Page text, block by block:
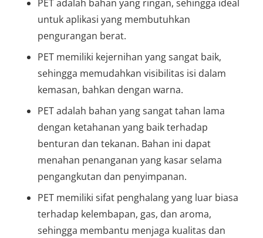
PET adalah bahan yang ringan, sehingga ideal
untuk aplikasi yang membutuhkan
pengurangan berat.
PET memiliki kejernihan yang sangat baik,
sehingga memudahkan visibilitas isi dalam
kemasan, bahkan dengan warna.
PET adalah bahan yang sangat tahan lama
dengan ketahanan yang baik terhadap
benturan dan tekanan. Bahan ini dapat
menahan penanganan yang kasar selama
pengangkutan dan penyimpanan.
PET memiliki sifat penghalang yang luar biasa
terhadap kelembapan, gas, dan aroma,
sehingga membantu menjaga kualitas dan